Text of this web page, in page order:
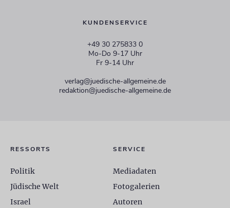
KUNDENSERVICE
+49 30 275833 0
Mo-Do 9-17 Uhr
Fr 9-14 Uhr
verlag@juedische-allgemeine.de
redaktion@juedische-allgemeine.de
RESSORTS
Politik
Jüdische Welt
Israel
SERVICE
Mediadaten
Fotogalerien
Autoren